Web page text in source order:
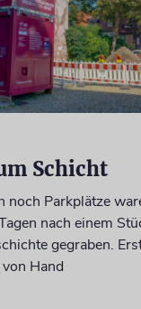
Schicht
noch Parkplätze
nach einem
gegraben.
Hand